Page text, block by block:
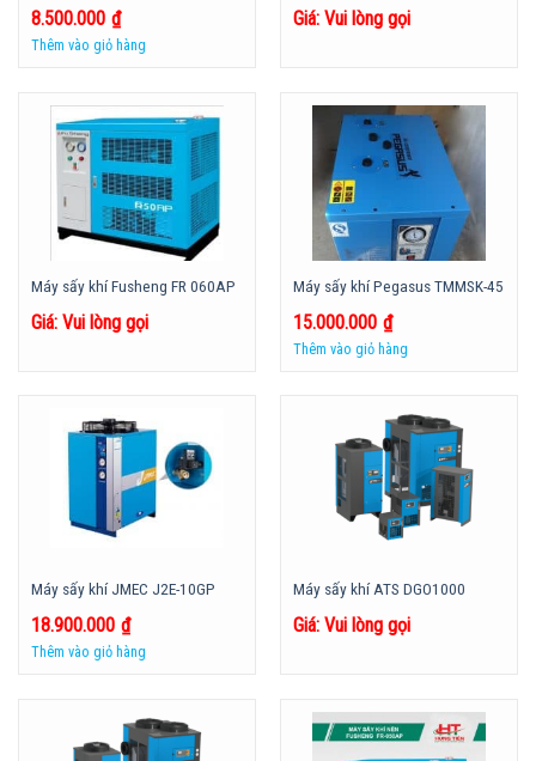
8.500.000 ₫
Thêm vào giỏ hàng
Giá: Vui lòng gọi
Máy sấy khí Fusheng FR 060AP
Giá: Vui lòng gọi
Máy sấy khí Pegasus TMMSK-45
15.000.000 ₫
Thêm vào giỏ hàng
Máy sấy khí JMEC J2E-10GP
18.900.000 ₫
Thêm vào giỏ hàng
Máy sấy khí ATS DGO1000
Giá: Vui lòng gọi